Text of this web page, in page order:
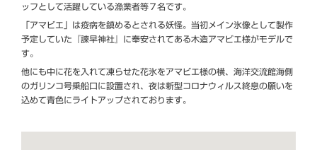
ッフとして活躍している漁業者等７名です。
「アマビエ」は疫病を鎮めるとされる妖怪。当初メイン氷像として製作
予定していた『諫早神社』に奉安されてある木造アマビエ様がモデルで
す。
他にも中に花を入れて凍らせた花氷をアマビエ様の横、海洋交流館海側
のガリンコ号乗船口に設置され、夜は新型コロナウィルス終息の願いを
込めて青色にライトアップされております。